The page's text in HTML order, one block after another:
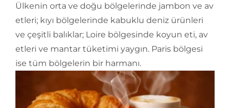
Ülkenin orta ve doğu bölgelerinde jambon ve av
etleri; kıyı bölgelerinde kabuklu deniz ürünleri
ve çeşitli balıklar; Loire bölgesinde koyun eti, av
etleri ve mantar tüketimi yaygın. Paris bölgesi
ise tüm bölgelerin bir harmanı.